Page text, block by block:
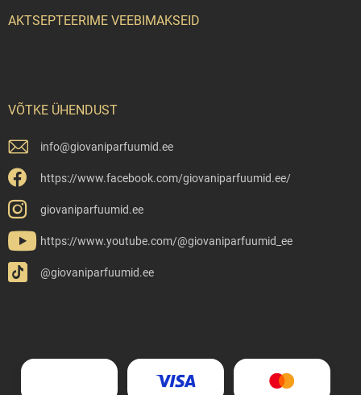
AKTSEPTEERIME VEEBIMAKSEID
VÕTKE ÜHENDUST
info@giovaniparfuumid.ee
https://www.facebook.com/giovaniparfuumid.ee/
giovaniparfuumid.ee
https://www.youtube.com/@giovaniparfuumid_ee
@giovaniparfuumid.ee